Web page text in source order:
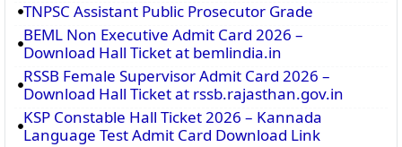
TNPSC Assistant Public Prosecutor Grade
BEML Non Executive Admit Card 2026 –
Download Hall Ticket at bemlindia.in
RSSB Female Supervisor Admit Card 2026 –
Download Hall Ticket at rssb.rajasthan.gov.in
KSP Constable Hall Ticket 2026 – Kannada
Language Test Admit Card Download Link